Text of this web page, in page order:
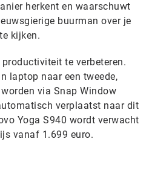
herkent en waarschuwt
buurman over je
kijken.
te verbeteren.
laptop naar een tweede,
via Snap Window
verplaatst naar dit
Yoga S940 wordt verwacht
vanaf 1.699 euro.